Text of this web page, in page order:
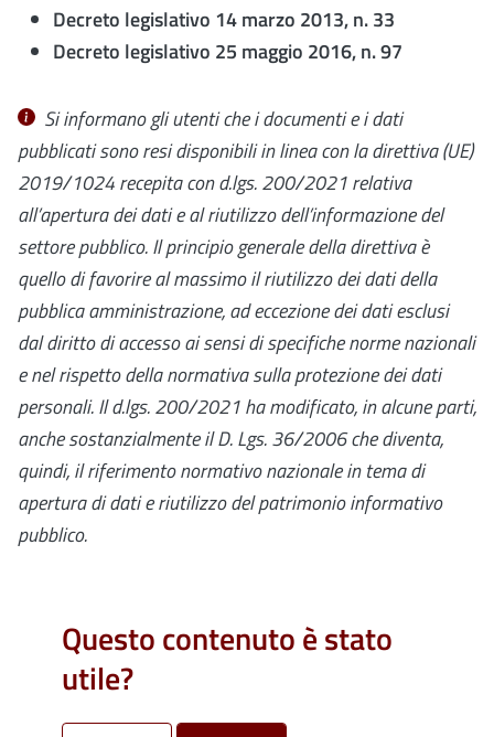
Decreto legislativo 14 marzo 2013, n. 33
Decreto legislativo 25 maggio 2016, n. 97
Si informano gli utenti che i documenti e i dati
pubblicati sono resi disponibili in linea con ladirettiva (UE)
2019/1024recepita con d.lgs. 200/2021relativa
all’apertura dei dati e al riutilizzo dell’informazione del
settore pubblico. Il principio generale della direttiva è
quello di favorire al massimo il riutilizzo dei dati della
pubblica amministrazione, ad eccezione dei dati esclusi
dal diritto di accesso ai sensi di specifiche norme nazionali
e nel rispetto della normativa sulla protezione dei dati
personali.Ild.lgs. 200/2021ha modificato, in alcune parti,
anche sostanzialmente il D. Lgs. 36/2006 chediventa,
quindi, il riferimento normativo nazionale in tema di
apertura di dati e riutilizzo del patrimonio informativo
pubblico.
Questo contenuto è stato
utile?